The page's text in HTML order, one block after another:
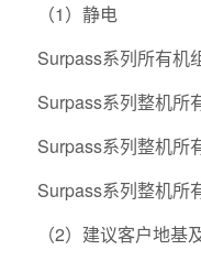
（1）静电
Surpass系列所有机
Surpass系列整机所
Surpass系列整机所
Surpass系列整机所
（2）建议客户地基